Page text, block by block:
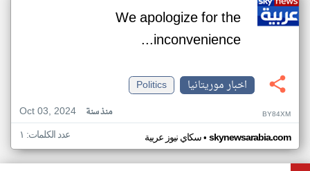
We apologize for the
inconvenience...
اخبار موريتانيا
Politics
Oct 03, 2024
منذ سنة BY84XM
سكاي نيوز عربية• skynewsarabia.com عدد الكلمات: ١